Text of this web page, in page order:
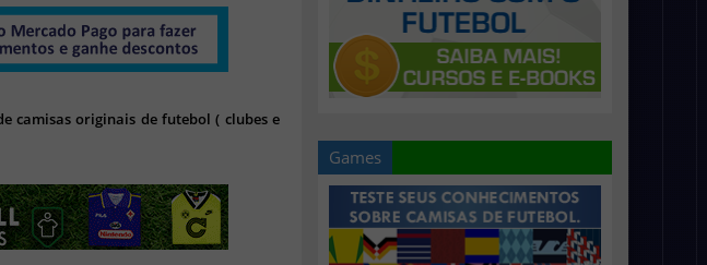
camisas originais de futebol ( clubes e
Games